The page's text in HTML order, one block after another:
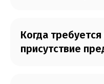
Когда
присутствие